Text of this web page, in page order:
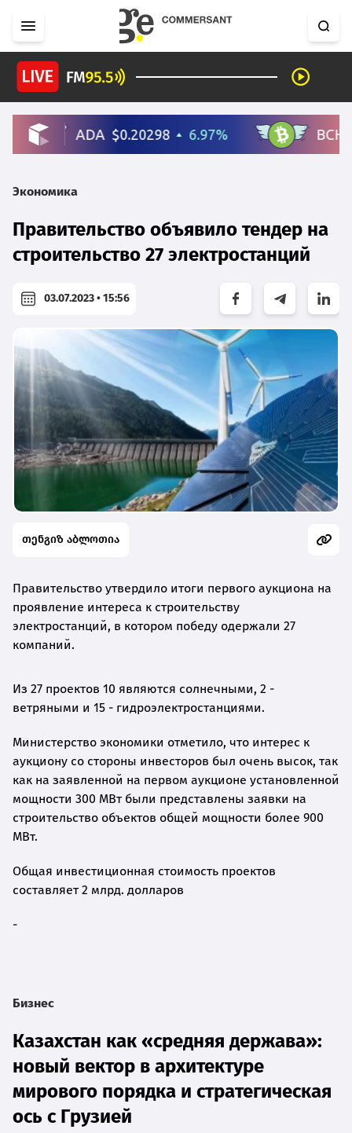
Экономика
Правительство объявило тендер на
строительство 27 электростанций
03.07.2023 • 15:56
თენგიზ აბლოთია
Правительство утвердило итоги первого аукциона на
проявление интереса к строительству
электростанций, в котором победу одержали 27
компаний.
Из 27 проектов 10 являются солнечными, 2 -
ветряными и 15 - гидроэлектростанциями.
Министерство экономики отметило, что интерес к
аукциону со стороны инвесторов был очень высок, так
как на заявленной на первом аукционе установленной
мощности 300 МВт были представлены заявки на
строительство объектов общей мощности более 900
МВт.
Общая инвестиционная стоимость проектов
составляет 2 млрд. долларов
-
Бизнес
Казахстан как «средняя держава»:
новый вектор в архитектуре
мирового порядка и стратегическая
ось с Грузией